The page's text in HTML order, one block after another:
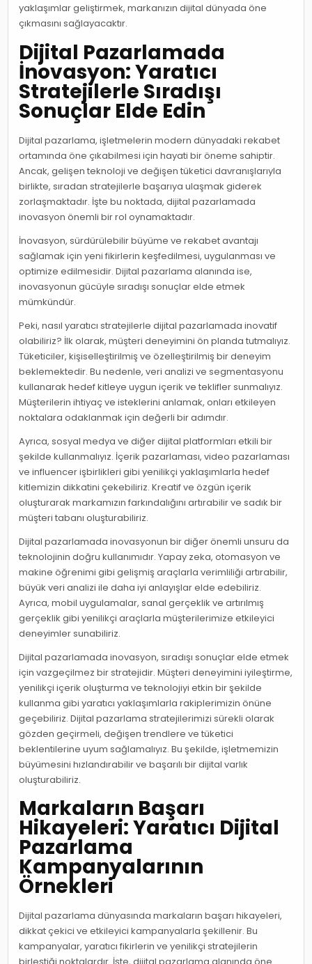
yaklaşımlar geliştirmek, markanızın dijital dünyada öne
çıkmasını sağlayacaktır.
Dijital Pazarlamada
İnovasyon: Yaratıcı
Stratejilerle Sıradışı
Sonuçlar Elde Edin
Dijital pazarlama, işletmelerin modern dünyadaki rekabet
ortamında öne çıkabilmesi için hayati bir öneme sahiptir.
Ancak, gelişen teknoloji ve değişen tüketici davranışlarıyla
birlikte, sıradan stratejilerle başarıya ulaşmak giderek
zorlaşmaktadır. İşte bu noktada, dijital pazarlamada
inovasyon önemli bir rol oynamaktadır.
İnovasyon, sürdürülebilir büyüme ve rekabet avantajı
sağlamak için yeni fikirlerin keşfedilmesi, uygulanması ve
optimize edilmesidir. Dijital pazarlama alanında ise,
inovasyonun gücüyle sıradışı sonuçlar elde etmek
mümkündür.
Peki, nasıl yaratıcı stratejilerle dijital pazarlamada inovatif
olabiliriz? İlk olarak, müşteri deneyimini ön planda tutmalıyız.
Tüketiciler, kişiselleştirilmiş ve özelleştirilmiş bir deneyim
beklemektedir. Bu nedenle, veri analizi ve segmentasyonu
kullanarak hedef kitleye uygun içerik ve teklifler sunmalıyız.
Müşterilerin ihtiyaç ve isteklerini anlamak, onları etkileyen
noktalara odaklanmak için değerli bir adımdır.
Ayrıca, sosyal medya ve diğer dijital platformları etkili bir
şekilde kullanmalıyız. İçerik pazarlaması, video pazarlaması
ve influencer işbirlikleri gibi yenilikçi yaklaşımlarla hedef
kitlemizin dikkatini çekebiliriz. Kreatif ve özgün içerik
oluşturarak markamızın farkındalığını artırabilir ve sadık bir
müşteri tabanı oluşturabiliriz.
Dijital pazarlamada inovasyonun bir diğer önemli unsuru da
teknolojinin doğru kullanımıdır. Yapay zeka, otomasyon ve
makine öğrenimi gibi gelişmiş araçlarla verimliliği artırabilir,
büyük veri analizi ile daha iyi anlayışlar elde edebiliriz.
Ayrıca, mobil uygulamalar, sanal gerçeklik ve artırılmış
gerçeklik gibi yenilikçi araçlarla müşterilerimize etkileyici
deneyimler sunabiliriz.
Dijital pazarlamada inovasyon, sıradışı sonuçlar elde etmek
için vazgeçilmez bir stratejidir. Müşteri deneyimini iyileştirme,
yenilikçi içerik oluşturma ve teknolojiyi etkin bir şekilde
kullanma gibi yaratıcı yaklaşımlarla rakiplerimizin önüne
geçebiliriz. Dijital pazarlama stratejilerimizi sürekli olarak
gözden geçirmeli, değişen trendlere ve tüketici
beklentilerine uyum sağlamalıyız. Bu şekilde, işletmemizin
büyümesini hızlandırabilir ve başarılı bir dijital varlık
oluşturabiliriz.
Markaların Başarı
Hikayeleri: Yaratıcı Dijital
Pazarlama
Kampanyalarının
Örnekleri
Dijital pazarlama dünyasında markaların başarı hikayeleri,
dikkat çekici ve etkileyici kampanyalarla şekillenir. Bu
kampanyalar, yaratıcı fikirlerin ve yenilikçi stratejilerin